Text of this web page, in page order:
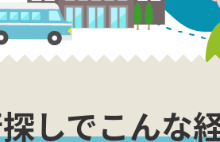
しでこんな